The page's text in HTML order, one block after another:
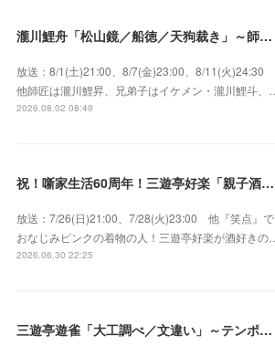
瀧川鯉舟「松山鏡／船徳／天狗裁き」～師匠はあの唯一無二の雰囲気で爆笑をさらう瀧川鯉昇！
放送：8/1(土)21:00、8/7(金)23:00、8/11(火)24:30
他師匠は瀧川鯉昇、兄弟子はイケメン・瀧川鯉斗、…
2026.08.02 08:49
祝！噺家生活60周年！三遊亭好楽「親子酒」錦笑亭満堂「桜ん坊」～満堂フェス2026
放送：7/26(日)21:00、7/28(火)23:00 他『笑点』で
おなじみピンクの着物の人！三遊亭好楽が酒好きの…
2026.06.30 22:25
三遊亭遊雀「大工調べ／文違い」～テンポよくたたみかける語り口で人気・実力とも屈指！